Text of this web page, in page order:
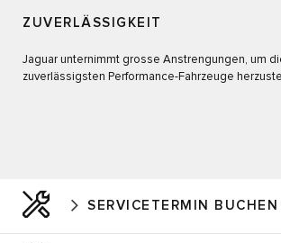
ZUVERLÄSSIGKEIT
Jaguar unternimmt grosse Anstrengungen, um
zuverlässigsten Performance-Fahrzeuge
SERVICETERMIN BUCHEN